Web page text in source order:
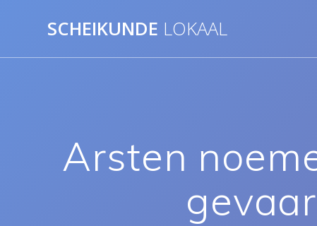
inhoud
SCHEIKUNDE LOKAAL
Arsten